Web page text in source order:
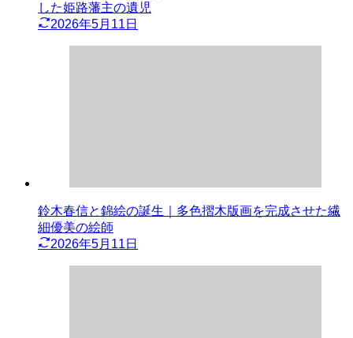
した姫路藩主の遺児
2026年5月11日
鈴木春信と錦絵の誕生｜多色摺木版画を完成させた繊
細優美の絵師
2026年5月11日